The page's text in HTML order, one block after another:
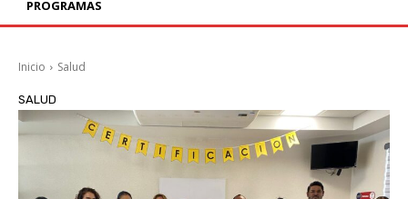
PROGRAMAS
Inicio Salud
SALUD